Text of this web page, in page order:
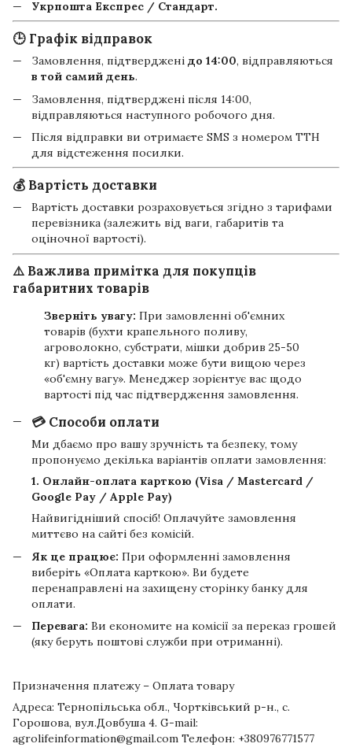
Укрпошта Експрес / Стандарт.
🕒 Графік відправок
Замовлення, підтверджені до 14:00, відправляються
в той самий день.
Замовлення, підтверджені після 14:00,
відправляються наступного робочого дня.
Після відправки ви отримаєте SMS з номером ТТН
для відстеження посилки.
💰 Вартість доставки
Вартість доставки розраховується згідно з тарифами
перевізника (залежить від ваги, габаритів та
оціночної вартості).
⚠️ Важлива примітка для покупців
габаритних товарів
Зверніть увагу: При замовленні об'ємних
товарів (бухти крапельного поливу,
агроволокно, субстрати, мішки добрив 25-50
кг) вартість доставки може бути вищою через
«об'ємну вагу». Менеджер зорієнтує вас щодо
вартості під час підтвердження замовлення.
💳 Способи оплати
Ми дбаємо про вашу зручність та безпеку, тому
пропонуємо декілька варіантів оплати замовлення:
1. Онлайн-оплата карткою (Visa / Mastercard /
Google Pay / Apple Pay)
Найвигідніший спосіб! Оплачуйте замовлення
миттєво на сайті без комісій.
Як це працює: При оформленні замовлення
виберіть «Оплата карткою». Ви будете
перенаправлені на захищену сторінку банку для
оплати.
Перевага: Ви економите на комісії за переказ грошей
(яку беруть поштові служби при отриманні).
Призначення платежу – Оплата товару
Адреса: Тернопільська обл., Чортківський р-н., с.
Горошова, вул.Довбуша 4. G-mail:
agrolifeinformation@gmail.com Телефон: +380976771577